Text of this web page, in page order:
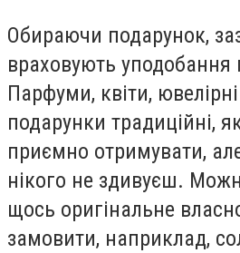
Обираючи подарунок,
враховують уподобання
Парфуми, квіти,
подарунки традиційні,
приємно отримувати,
нікого не здивуєш.
щось оригінальне
замовити, наприклад,